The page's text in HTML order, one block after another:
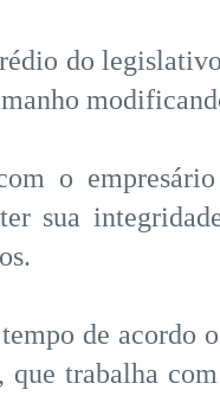
do
o
sua
de acordo
que trabalha